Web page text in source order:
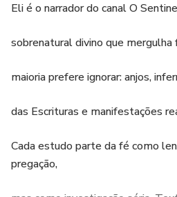
Eli é o narrador do canal O
sobrenatural divino que
maioria prefere ignorar: anjos,
das Escrituras e manifestações
Cada estudo parte da fé como
pregação,